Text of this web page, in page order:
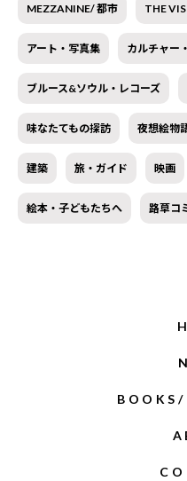
MEZZANINE/ 都市 THE
アート・写真集 カルチャー
ブルース&ソウル・レコーズ
味なたてもの探訪 夜想絵物
建築 旅・ガイド 映画
絵本・子どもたちへ 路草コ